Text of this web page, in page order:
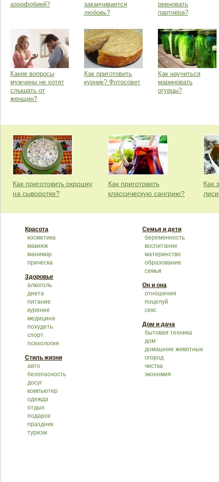
аэрофобией?
заканчивается
любовь?
ревновать
партнёра?
Какие вопросы
мужчины не хотят
слышать от
женщин?
Как приготовить
курник? Фотосовет
Как научиться
мариновать
огурцы?
Как приготовить окрошку
на сыворотке?
Как приготовить
классическую сангрию?
Как
Красота
косметика
макияж
маникюр
прическа
Здоровье
алкоголь
диета
питание
курение
медицина
похудеть
спорт
психология
Стиль жизни
авто
безопасность
досуг
компьютер
одежда
отдых
подарок
праздник
туризм
Семья и дети
беременность
воспитание
материнство
образование
семья
Он и она
отношения
поцелуй
секс
Дом и дача
бытовая техника
дом
домашние животные
огород
чистка
экономия